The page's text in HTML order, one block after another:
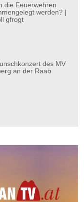
die Feuerwehren
werden? |
gfrogt
des MV
an der Raab